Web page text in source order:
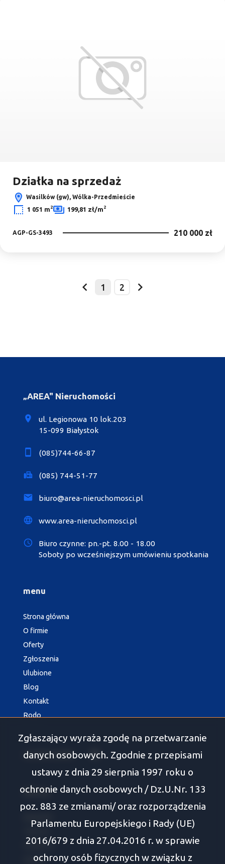
Działka na sprzedaż
Wasilków (gw), Wólka-Przedmieście
1 051 m2 199,81 zł/m2
AGP-GS-3493 210 000 zł
prev
1 2
„AREA" Nieruchomości
ul. Legionowa 10 lok.203
15-099 Białystok
(085)744-66-87
(085) 744-51-77
biuro@area-nieruchomosci.pl
www.area-nieruchomosci.pl
Biuro czynne: pn.-pt. 8.00 - 18.00
Soboty po wcześniejszym umówieniu spotkania
menu
Strona główna
O firmie
Oferty
Zgłoszenia
Ulubione
Blog
Kontakt
Rodo
social media Facebook
Oferty
Wasilków
Supraśl
Zgłaszający wyraża zgodę na przetwarzanie
danych osobowych. Zgodnie z przepisami
ustawy z dnia 29 sierpnia 1997 roku o
ochronie danych osobowych / Dz.U.Nr. 133
poz. 883 ze zmianami/ oraz rozporządzenia
Parlamentu Europejskiego i Rady (UE)
2016/679 z dnia 27.04.2016 r. w sprawie
ochrony osób fizycznych w związku z